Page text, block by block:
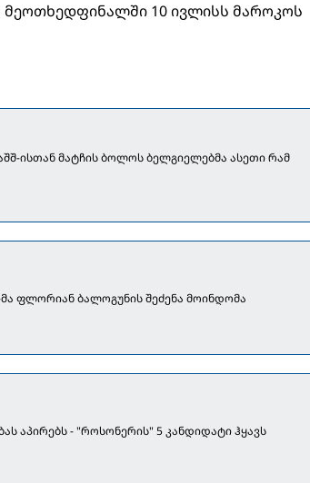
მეოთხედფინალში 10 ივლისს მაროკოს
ისთან მატჩის ბოლოს ბელგიელებმა ასეთი რამ
ფლორიან ბალოგუნის შეძენა მოინდომა
აპირებს - "როსონერის" 5 კანდიდატი ჰყავს